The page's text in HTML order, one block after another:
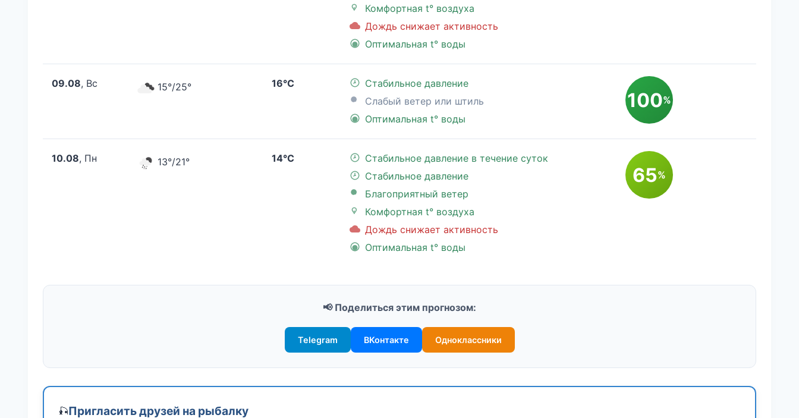
Комфортная t° воздуха
Дождь снижает активность
Оптимальная t° воды
09.08, Вс 15°/25° 16°C
Стабильное давление
Слабый ветер или штиль
Оптимальная t° воды
100%
10.08, Пн 13°/21° 14°C
Стабильное давление в течение суток
Стабильное давление
Благоприятный ветер
Комфортная t° воздуха
Дождь снижает активность
Оптимальная t° воды
65%
📢 Поделиться этим прогнозом:
Telegram ВКонтакте Одноклассники
🎣Пригласить друзей на рыбалку